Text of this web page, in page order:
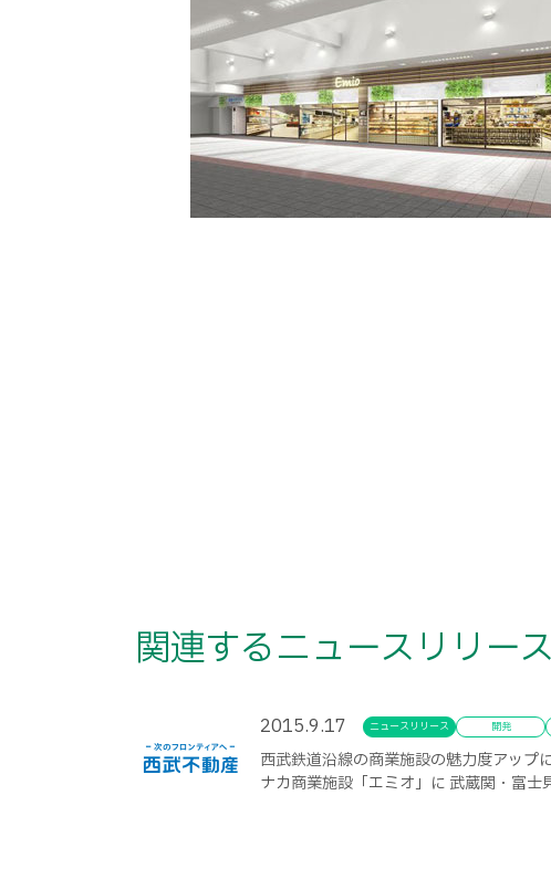
関連するニュースリリー
2015.9.17 ニュースリリース 開発
西武鉄道沿線の商業施設の魅力度アッ
ナカ商業施設「エミオ」に 武蔵関・富